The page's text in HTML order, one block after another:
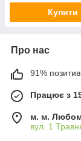
Купити
Про нас
91%
Працює з
м. м.
вул. 1